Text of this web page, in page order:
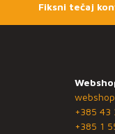
Fiksni tečaj
+385 43
+385 1